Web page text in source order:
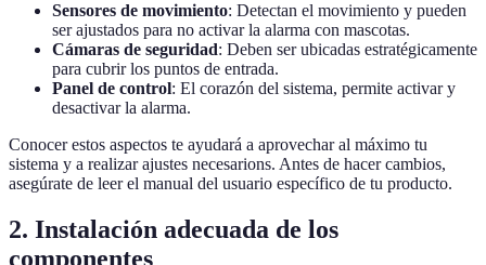
Sensores de movimiento: Detectan el movimiento y pueden
ser ajustados para no activar la alarma con mascotas.
Cámaras de seguridad: Deben ser ubicadas estratégicamente
para cubrir los puntos de entrada.
Panel de control: El corazón del sistema, permite activar y
desactivar la alarma.
Conocer estos aspectos te ayudará a aprovechar al máximo tu
sistema y a realizar ajustes necesarions. Antes de hacer cambios,
asegúrate de leer el manual del usuario específico de tu producto.
2. Instalación adecuada de los
componentes